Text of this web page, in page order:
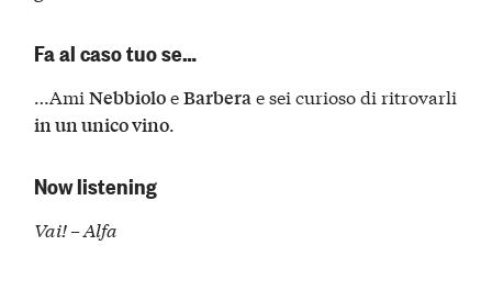
Fa al caso tuo se…
…AmiNebbioloeBarberae sei curioso di ritrovarli
in un unico vino.
Now listening
Vai! – Alfa